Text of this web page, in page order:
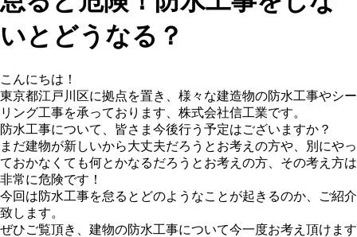
いとどうなる？
こんにちは！
東京都江戸川区に拠点を置き、様々な建造物の防水工事やシー
リング工事を承っております、株式会社信工業です。
防水工事について、皆さま今後行う予定はございますか？
まだ建物が新しいから大丈夫だろうとお考えの方や、別にやっ
ておかなくても何とかなるだろうとお考えの方、その考え方は
非常に危険です！
今回は防水工事を怠るとどのようなことが起きるのか、ご紹介
致します。
ぜひご覧頂き、建物の防水工事について今一度お考え頂けます